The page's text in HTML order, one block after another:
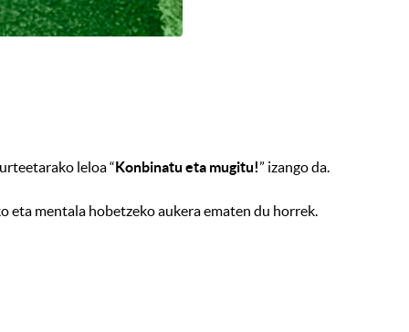
leloa “Konbinatu eta mugitu!” izango da.
eta mentala hobetzeko aukera ematen du horrek.